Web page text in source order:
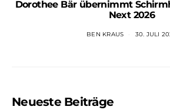
Dorothee Bär übernimmt
Next 2026
BEN KRAUS 30. JULI
Neueste Beiträge